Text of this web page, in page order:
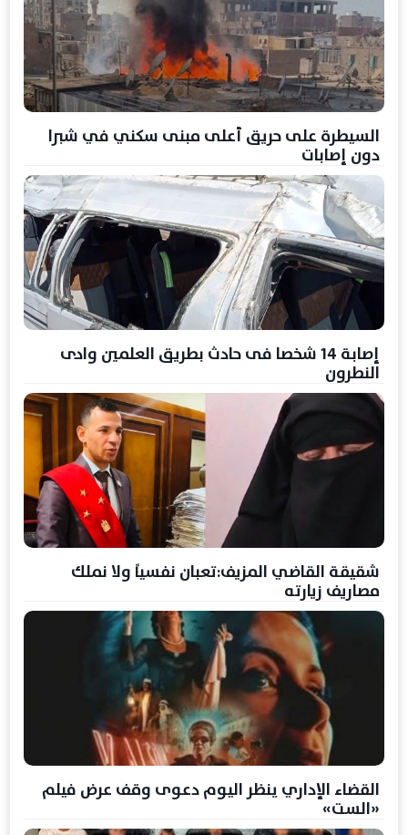
السيطرة على حريق أعلى مبنى سكني في شبرا
دون إصابات
إصابة 14 شخصا فى حادث بطريق العلمين وادى
النطرون
شقيقة القاضي المزيف:تعبان نفسياً ولا نملك
مصاريف زيارته
القضاء الإداري ينظر اليوم دعوى وقف عرض فيلم
«الست»